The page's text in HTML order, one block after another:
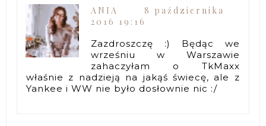
ANIA
8 października
2016 19:16
Zazdroszczę :) Będąc we
wrześniu w Warszawie
zahaczyłam o TkMaxx
właśnie z nadzieją na jakąś świecę, ale z
Yankee i WW nie było dosłownie nic :/